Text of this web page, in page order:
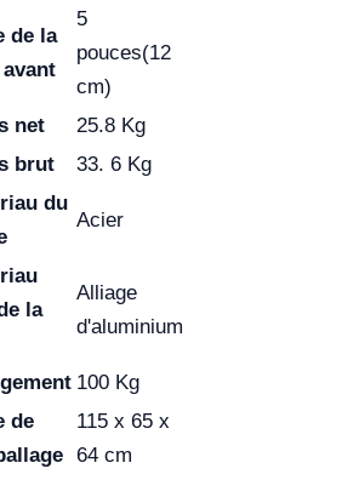
de la
5
pouces(12
cm)
net
25.8 Kg
brut
33. 6 Kg
du
Acier
la
Alliage
d'aluminium
100 Kg
de
115 x 65 x
64 cm